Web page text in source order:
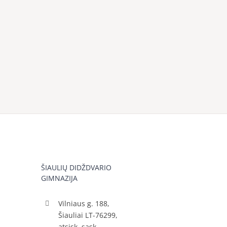
ŠIAULIŲ DIDŽDVARIO
GIMNAZIJA
Vilniaus g. 188,
Šiauliai LT-76299,